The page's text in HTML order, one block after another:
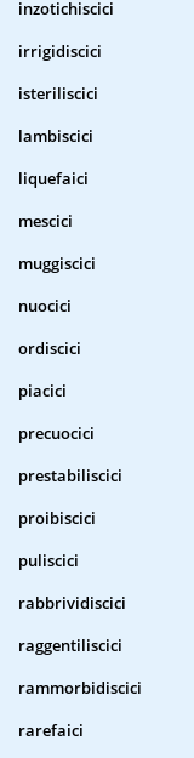
inzotichiscici
irrigidiscici
isteriliscici
lambiscici
liquefaici
mescici
muggiscici
nuocici
ordiscici
piacici
precuocici
prestabiliscici
proibiscici
puliscici
rabbrividiscici
raggentiliscici
rammorbidiscici
rarefaici